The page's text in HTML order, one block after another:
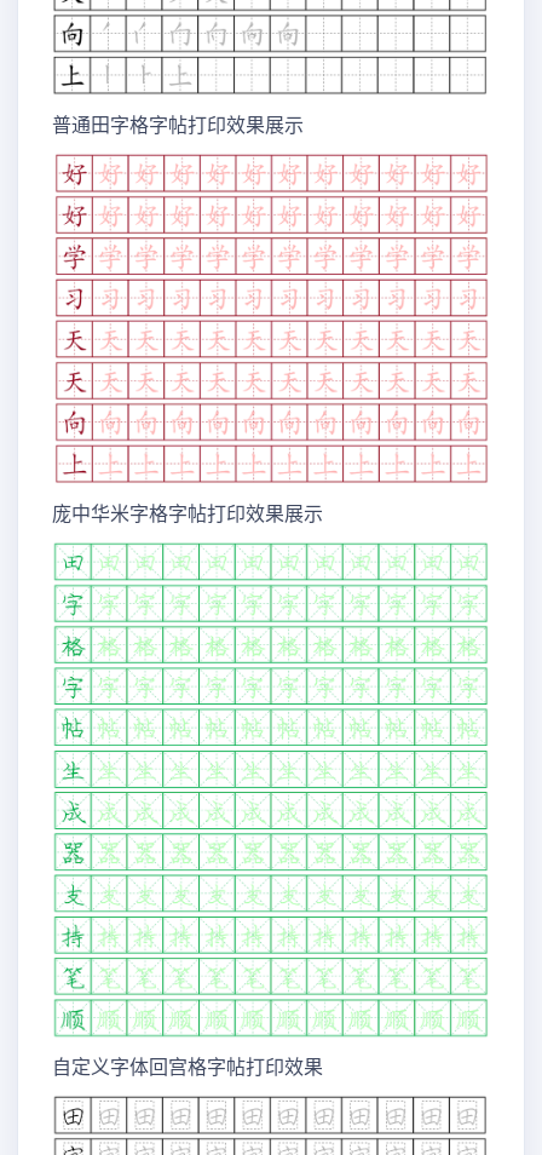
普通田字格字帖打印效果展示
庞中华米字格字帖打印效果展示
自定义字体回宫格字帖打印效果